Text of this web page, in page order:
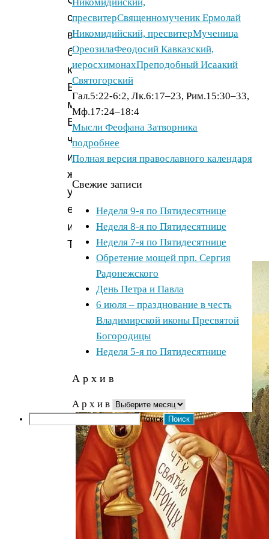
с
высоты
башни
красоту
Божиего
мира,
Варвара
часто
испытывала
желание
узнать
его
истинного
Творца.
пресвитерСвященномученик Ермолай
Никомидийский, пресвитерМученица
ОреозилаФеодосий Кавказский,
иеросхимонахПреподобный Исаакий
Святогорский
Гал.5:22-6:2, Лк.6:17–23, Рим.15:30–33,
Мф.17:24–18:4
Мысли Феофана Затворника
подробнее
Полная версия православного календаря
Свежие записи
Неделя 9-я по Пятидесятнице
Неделя 8-я по Пятидесятнице
Неделя 7-я по Пятидесятнице
Обретение мощей прп. Сергия
Радонежского
День Петра и Павла
6 июля – празднование в честь
Владимирской иконы Пресвятой
Богородицы
Неделя 5-я по Пятидесятнице
А р х и в
А р х и в
Поиск